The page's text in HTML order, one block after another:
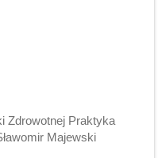
Zdrowotnej Praktyka
Majewski